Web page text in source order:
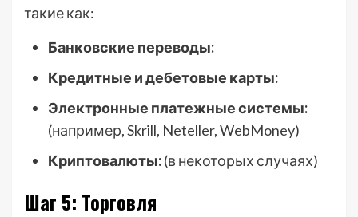
такие как:
Банковские переводы:
Кредитные и дебетовые карты:
Электронные платежные системы:
(например, Skrill, Neteller, WebMoney)
Криптовалюты:(в некоторых случаях)
Шаг 5: Торговля